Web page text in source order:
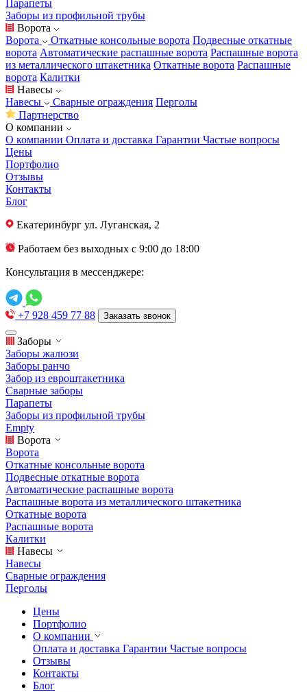
Парапеты
Заборы из профильной трубы
Ворота
Ворота
Откатные консольные ворота Подвесные откатные
ворота Автоматические распашные ворота Распашные ворота
из металлического штакетника Откатные ворота Распашные
ворота Калитки
Навесы
Навесы
Сварные ограждения Перголы
Партнерство
О компании
О компании Оплата и доставка Гарантии Частые вопросы
Цены
Портфолио
Отзывы
Контакты
Блог
Екатеринбург ул. Луганская, 2
Работаем без выходных с 9:00 до 18:00
Консультация в мессенджере:
+7 928 459 77 88 Заказать звонок
Заборы
Заборы жалюзи
Заборы ранчо
Забор из евроштакетника
Сварные заборы
Парапеты
Заборы из профильной трубы
Empty
Ворота
Ворота
Откатные консольные ворота
Подвесные откатные ворота
Автоматические распашные ворота
Распашные ворота из металлического штакетника
Откатные ворота
Распашные ворота
Калитки
Навесы
Навесы
Сварные ограждения
Перголы
Цены
Портфолио
О компании
Оплата и доставка Гарантии Частые вопросы
Отзывы
Контакты
Блог